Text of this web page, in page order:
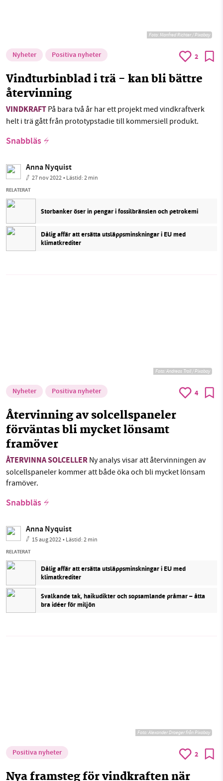
Foto:Manfred Richter / Pixabay
Nyheter Positiva nyheter 2
Vindturbinblad i trä - kan bli bättre
återvinning
VINDKRAFT På bara två år har ett projekt med vindkraftverk
helt i trä gått från prototypstadie till kommersiell produkt.
Snabbläs
Anna Nyquist
27 nov 2022• Lästid:2 min
RELATERAT
Storbanker öser in pengar i fossilbränslen och petrokemi
Dålig affär att ersätta utsläppsminskningar i EU med
klimatkrediter
Foto:Andreas Troll / Pixabay
Nyheter Positiva nyheter 4
Återvinning av solcellspaneler
förväntas bli mycket lönsamt
framöver
ÅTERVINNA SOLCELLER Ny analys visar att återvinningen av
solcellspaneler kommer att både öka och bli mycket lönsam
framöver.
Snabbläs
Anna Nyquist
15 aug 2022• Lästid:2 min
RELATERAT
Dålig affär att ersätta utsläppsminskningar i EU med
klimatkrediter
Svalkande tak, haikudikter och sopsamlande pråmar – åtta
bra idéer för miljön
Foto:Alexander Droeger från Pixabay
Positiva nyheter 2
Nya framsteg för vindkraften när
Läs vad vi vill göra